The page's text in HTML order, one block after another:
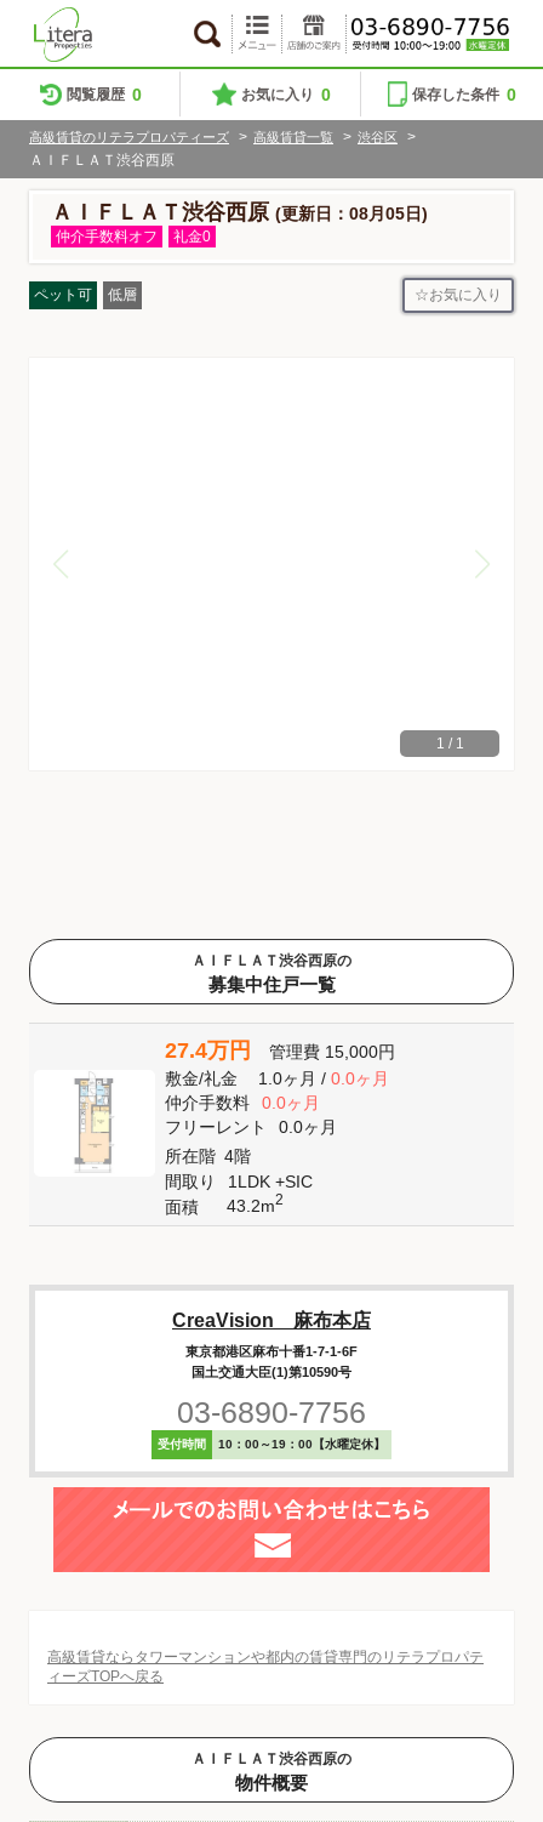
閲覧履歴 0 お気に入り 0 保存した条件 0
高級賃貸のリテラプロパティーズ > 高級賃貸一覧 > 渋谷区
>
ＡＩＦＬＡＴ渋谷西原
ＡＩＦＬＡＴ渋谷西原 (更新日：08月05日)
仲介手数料オフ 礼金0
ペット可 低層 お気に入り
1 / 1
ＡＩＦＬＡＴ渋谷西原の
募集中住戸一覧
27.4万円 管理費 15,000円
敷金/礼金 1.0ヶ月/ 0.0ヶ月
仲介手数料
0.0ヶ月
フリーレント
0.0ヶ月
所在階 4階
間取り
1LDK +SIC
面積
43.2m2
CreaVision 麻布本店
東京都港区麻布十番1-7-1-6F
国土交通大臣(1)第10590号
03-6890-7756
受付時間 10：00～19：00【水曜定休】
高級賃貸ならタワーマンションや都内の賃貸専門のリテラプロパテ
ィーズTOPへ戻る
ＡＩＦＬＡＴ渋谷西原の
物件概要